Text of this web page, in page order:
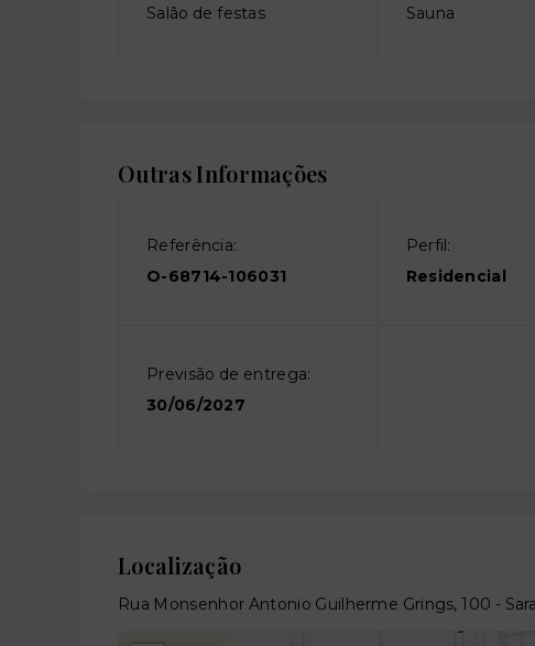
Salão de festas Sauna
Outras Informações
Referência:
O-68714-106031
Perfil:
Residencial
Previsão de entrega:
30/06/2027
Localização
Rua Monsenhor Antonio Guilherme Grings, 100 -